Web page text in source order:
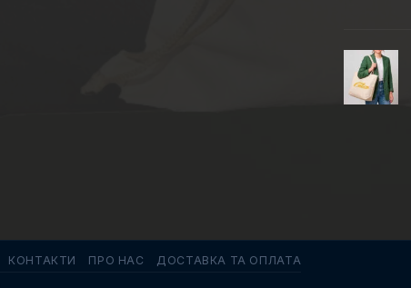
КОНТАКТИ ПРО НАС ДОСТАВКА ТА ОПЛАТА